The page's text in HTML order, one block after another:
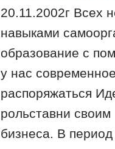
20.11.2002г Всех
навыками
образование с
у нас
распоряжаться
рольставни
бизнеса. В